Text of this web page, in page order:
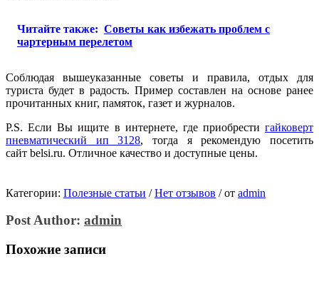
Читайте также: Советы как избежать проблем с
чартерным перелетом
Соблюдая вышеуказанные советы и правила, отдых для
туриста будет в радость. Пример составлен на основе ранее
прочитанных книг, памяток, газет и журналов.
P.S. Если Вы ищите в интернете, где приобрести гайковерт
пневматический ип 3128, тогда я рекомендую посетить
сайт belsi.ru. Отличное качество и доступные цены.
Категории: Полезные статьи / Нет отзывов /от admin
Post Author: admin
Похожие записи